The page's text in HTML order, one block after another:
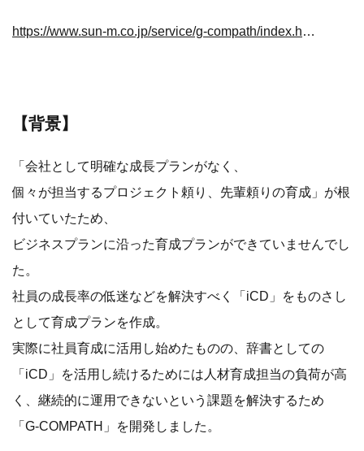
https://www.sun-m.co.jp/service/g-compath/index.html
【背景】
「会社として明確な成長プランがなく、
個々が担当するプロジェクト頼り、先輩頼りの育成」が根
付いていたため、
ビジネスプランに沿った育成プランができていませんでし
た。
社員の成長率の低迷などを解決すべく「iCD」をものさし
として育成プランを作成。
実際に社員育成に活用し始めたものの、辞書としての
「iCD」を活用し続けるためには人材育成担当の負荷が高
く、継続的に運用できないという課題を解決するため
「G-COMPATH」を開発しました。